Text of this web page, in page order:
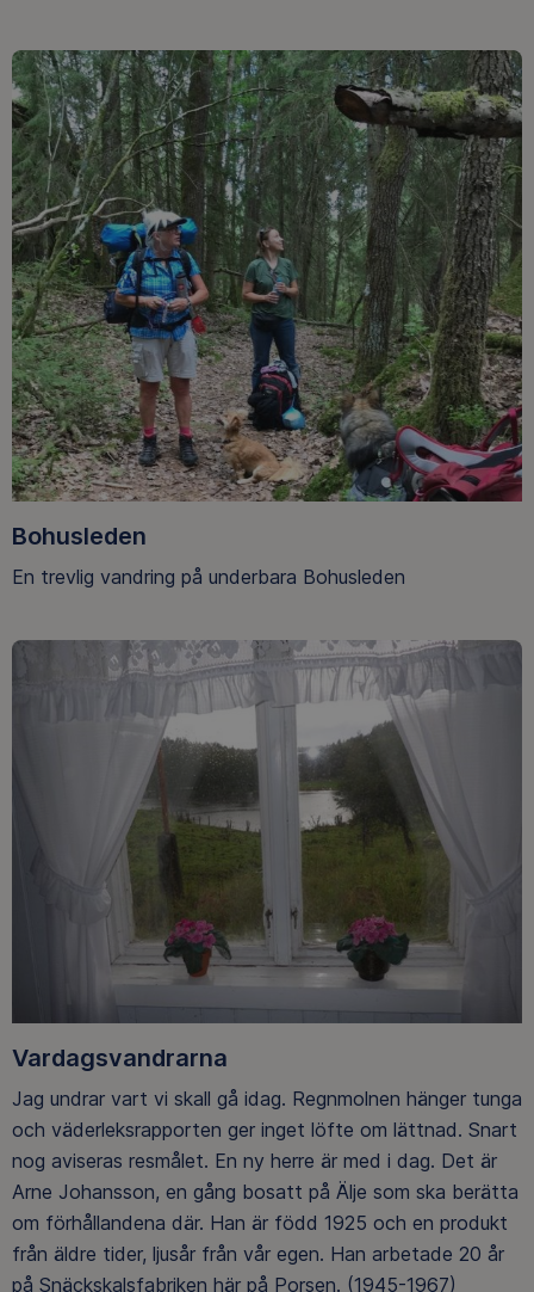
Bohusleden
En trevlig vandring på underbara Bohusleden
Vardagsvandrarna
Jag undrar vart vi skall gå idag. Regnmolnen hänger tunga
och väderleksrapporten ger inget löfte om lättnad. Snart
nog aviseras resmålet. En ny herre är med i dag. Det är
Arne Johansson, en gång bosatt på Älje som ska berätta
om förhållandena där. Han är född 1925 och en produkt
från äldre tider, ljusår från vår egen. Han arbetade 20 år
på Snäckskalsfabriken här på Porsen. (1945-1967)